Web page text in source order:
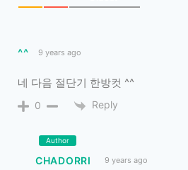
^^ 9 years ago
네 다음 절단기 한방컷 ^^
0 Reply
Author
CHADORRI 9 years ago